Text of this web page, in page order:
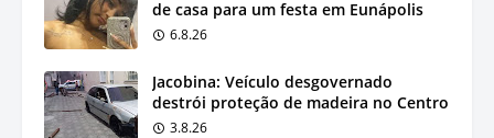
de casa para um festa em Eunápolis
6.8.26
Jacobina: Veículo desgovernado
destrói proteção de madeira no Centro
3.8.26